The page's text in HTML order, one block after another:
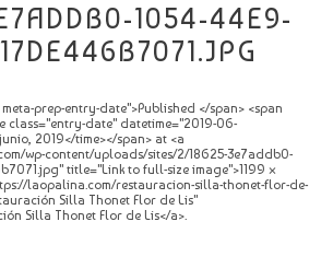
1054-44E9-
prep-entry-date">Published </span> <span
class="entry-date" datetime="2019-06-
2019</time></span> at <a
wp-content/uploads/sites/2/18625-3e7addb0-
title="Link to full-size image">1199 ×
laopalina.com/restauracion-silla-thonet-flor-de-
Silla Thonet Flor de Lis"
Silla Thonet Flor de Lis</a>.